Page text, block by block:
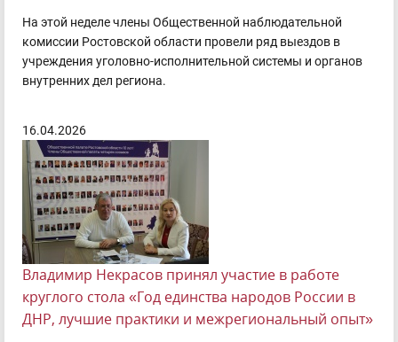
На этой неделе члены Общественной наблюдательной
комиссии Ростовской области провели ряд выездов в
учреждения уголовно-исполнительной системы и органов
внутренних дел региона.
16.04.2026
Владимир Некрасов принял участие в работе
круглого стола «Год единства народов России в
ДНР, лучшие практики и межрегиональный опыт»